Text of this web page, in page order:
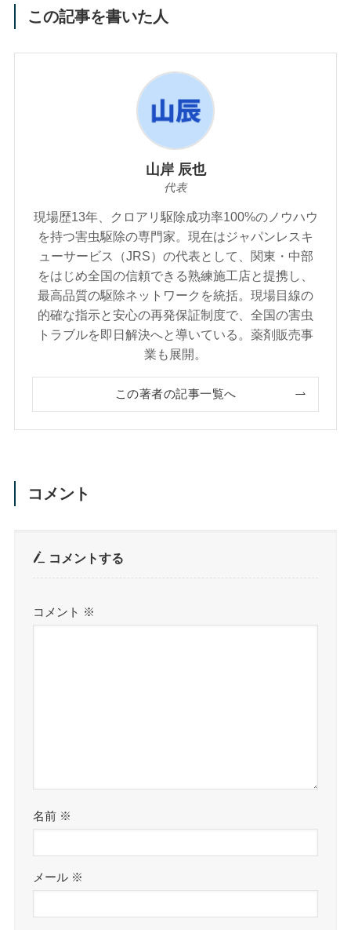
この記事を書いた人
山岸 辰也
代表
現場歴13年、クロアリ駆除成功率100%のノウハウ
を持つ害虫駆除の専門家。現在はジャパンレスキ
ューサービス（JRS）の代表として、関東・中部
をはじめ全国の信頼できる熟練施工店と提携し、
最高品質の駆除ネットワークを統括。現場目線の
的確な指示と安心の再発保証制度で、全国の害虫
トラブルを即日解決へと導いている。薬剤販売事
業も展開。
この著者の記事一覧へ
コメント
コメントする
コメント ※
名前 ※
メール ※